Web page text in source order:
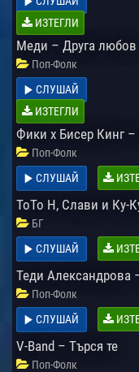
ИЗТЕГЛИ
Меди – Друга любов
Поп-Фолк
СЛУШАЙ
ИЗТЕГЛИ
Фики х Бисер Кинг –
Поп-Фолк
СЛУШАЙ
ТоТо Н, Слави и Ку-
БГ
СЛУШАЙ
Теди Александрова
Поп-Фолк
СЛУШАЙ
V-Band – Търся те
Поп-Фолк